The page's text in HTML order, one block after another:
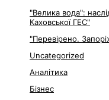
"Велика вода":
Каховської ГЕС"
"Перевірено.
Uncategorized
Аналітика
Бізнес